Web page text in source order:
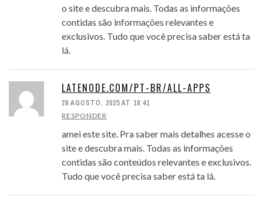
o site e descubra mais. Todas as informações
contidas são informações relevantes e
exclusivos. Tudo que você precisa saber está ta
lá.
LATENODE.COM/PT-BR/ALL-APPS
28 AGOSTO, 2025 AT 18:41
RESPONDER
amei este site. Pra saber mais detalhes acesse o
site e descubra mais. Todas as informações
contidas são conteúdos relevantes e exclusivos.
Tudo que você precisa saber está ta lá.